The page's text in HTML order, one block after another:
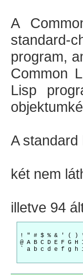
A
standard-
program,
Common
Lisp
A
két nem
illetve 94
! " # $ % & ' ( )
@ A B C D E F G
` a b c d e f g